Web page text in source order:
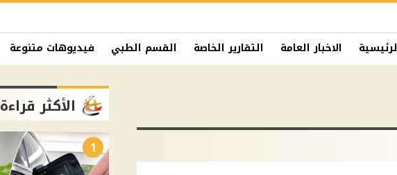
الاخبار العامة التقارير الخاصة القسم الطبي فيديوهات متنوعة
الأكثر قراءة
1